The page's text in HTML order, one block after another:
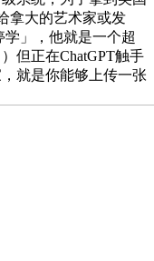
拿大的艺术家或发
学」，他就是一个超
但正在ChatGPT触手
就是你能够上传一张